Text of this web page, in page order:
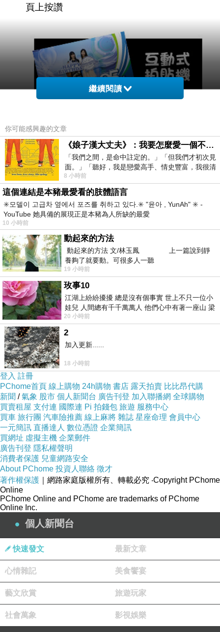
頁上按讚
上一篇：微風廣場 復古照相館Retro Photo Booth
下一篇：婚禮即拍即印-JCDesign
威爾剛
2020-02-27 12:43:26
很不錯的分享~!
繼續閱讀
你可能感興趣的文章
《娘子漢大丈夫》：我要怎麼愛一個不存在的人？
「我們之間，是命中註定的。」「但我們才初次見
面。」「聽好，我是戀愛高手、情史豐富，我很清
楚這種感覺，你我之間的那種感覺，現
8 小時前
這個連結是本豬最愛看的肢體語言
✳️모델이 고급차 옆에서 포즈를 취하고 있다.✳️ "윤아 , YunAh" ✳️ -
YouTube 她具備的展現正是本豬為人所缺的最愛
10 小時前
動起來的方法
動起來的方法 文/林玉鳳 上一篇說到靜
養夠了就要動。可很多人一聽
19 小時前
玫事10
江湖上紛紛擾擾 總是沒有個事實 世上不只一位小
娃兒 人間總有千千萬萬人 他們心中有著一座山 梁
山佛山泰華衡恆嵩 一山之高
20 小時前
2
加入更新......
18 小時前
登入 註冊
PChome首頁 線上購物 24h購物 書店 露天拍賣 比比昂代購
新聞 /氣象 股市 個人新聞台 廣告刊登 加入聯播網 全球購物
買賣租屋 支付連 國際連 Pi 拍錢包 旅遊 服務中心
買車 旅行團 汽車險推薦 線上麻將 雜誌 星座命理 會員中心
一元簡訊 直播達人 數位憑證 企業簡訊
買網址 虛擬主機 企業郵件
廣告刊登 隱私權聲明
消費者保護 兒童網路安全
About PChome 投資人聯絡 徵才
著作權保護 ｜網路家庭版權所有、轉載必究 ‧Copyright PChome
Online
PChome Online and PChome are trademarks of PChome
Online Inc.
個人新聞台
快速發文 最新文章
心情雜記 美食饗宴
藝文欣賞 旅遊玩家
社會萬象 影視娛樂